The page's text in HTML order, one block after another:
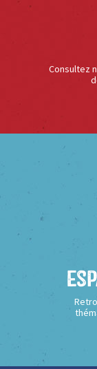
Consultez